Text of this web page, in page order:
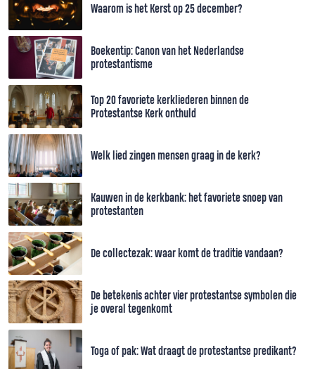
Waarom is het Kerst op 25 december?
Boekentip: Canon van het Nederlandse
protestantisme
Top 20 favoriete kerkliederen binnen de
Protestantse Kerk onthuld
Welk lied zingen mensen graag in de kerk?
Kauwen in de kerkbank: het favoriete snoep van
protestanten
De collectezak: waar komt de traditie vandaan?
De betekenis achter vier protestantse symbolen die
je overal tegenkomt
Toga of pak: Wat draagt de protestantse predikant?